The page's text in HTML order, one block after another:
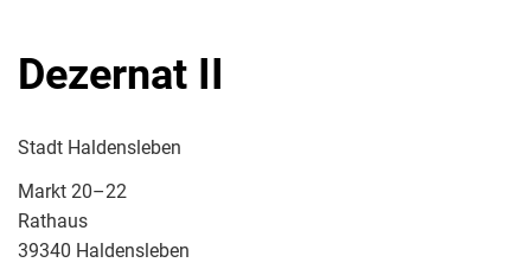
Dezernat II
Stadt Haldensleben
Markt 20–22
Rathaus
39340 Haldensleben